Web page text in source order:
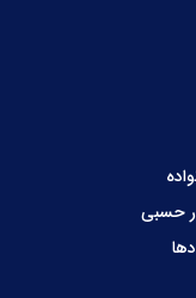
حسبی